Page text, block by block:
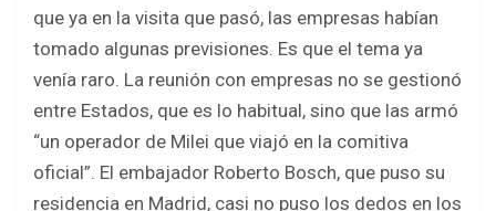
que ya en la visita que pasó, las empresas habían
tomado algunas previsiones. Es que el tema ya
venía raro. La reunión con empresas no se gestionó
entre Estados, que es lo habitual, sino que las armó
“un operador de Milei que viajó en la comitiva
oficial”. El embajador Roberto Bosch, que puso su
residencia en Madrid, casi no puso los dedos en los